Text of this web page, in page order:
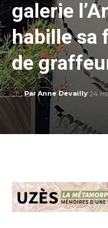
galerie
habille sa
de
Par Anne Devailly 24